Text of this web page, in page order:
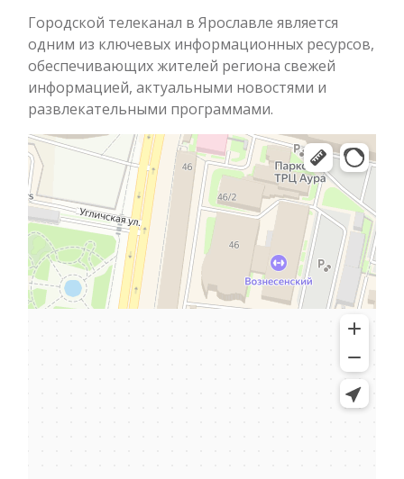
Городской телеканал в Ярославле является
одним из ключевых информационных ресурсов,
обеспечивающих жителей региона свежей
информацией, актуальными новостями и
развлекательными программами.